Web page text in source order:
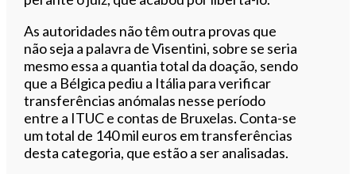
As autoridades não têm outra provas que
não seja a palavra de Visentini, sobre se seria
mesmo essa a quantia total da doação, sendo
que a Bélgica pediu a Itália para verificar
transferências anómalas nesse período
entre a ITUC e contas de Bruxelas. Conta-se
um total de 140 mil euros em transferências
desta categoria, que estão a ser analisadas.